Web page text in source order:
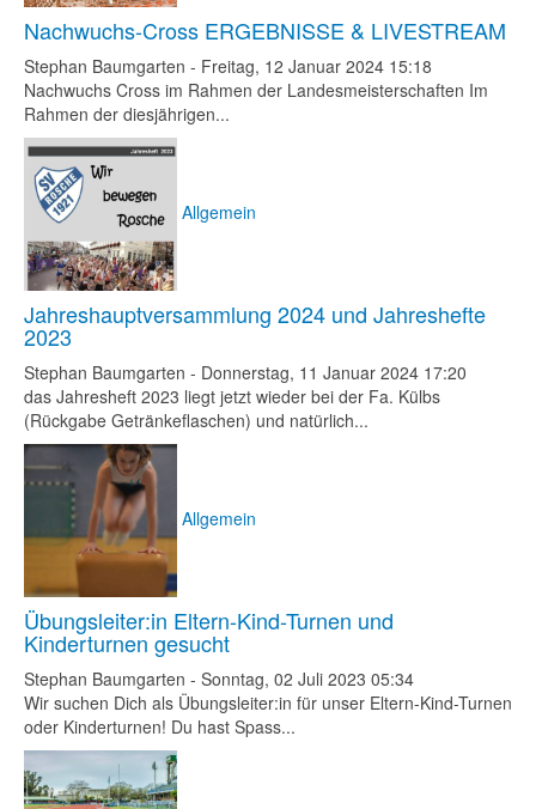
Nachwuchs-Cross ERGEBNISSE & LIVESTREAM
Stephan Baumgarten - Freitag, 12 Januar 2024 15:18
Nachwuchs Cross im Rahmen der Landesmeisterschaften Im
Rahmen der diesjährigen...
Allgemein
Jahreshauptversammlung 2024 und Jahreshefte
2023
Stephan Baumgarten - Donnerstag, 11 Januar 2024 17:20
das Jahresheft 2023 liegt jetzt wieder bei der Fa. Külbs
(Rückgabe Getränkeflaschen) und natürlich...
Allgemein
Übungsleiter:in Eltern-Kind-Turnen und
Kinderturnen gesucht
Stephan Baumgarten - Sonntag, 02 Juli 2023 05:34
Wir suchen Dich als Übungsleiter:in für unser Eltern-Kind-Turnen
oder Kinderturnen! Du hast Spass...